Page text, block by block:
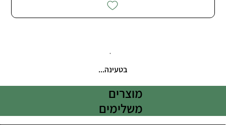
בטעינה...
מוצרים
משלימים